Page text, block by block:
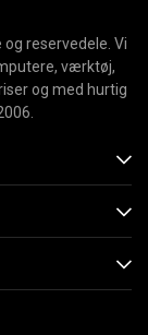
reservedele. Vi
værktøj,
og med hurtig